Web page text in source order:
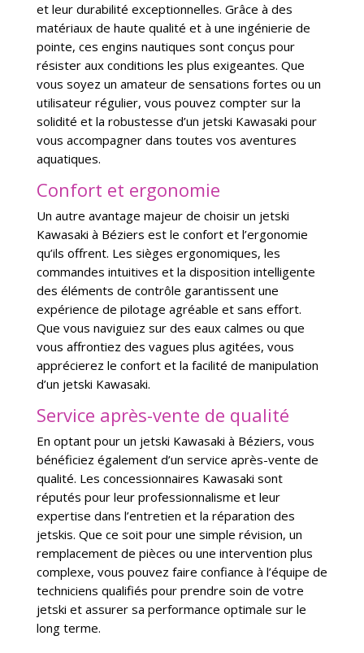
et leur durabilité exceptionnelles. Grâce à des
matériaux de haute qualité et à une ingénierie de
pointe, ces engins nautiques sont conçus pour
résister aux conditions les plus exigeantes. Que
vous soyez un amateur de sensations fortes ou un
utilisateur régulier, vous pouvez compter sur la
solidité et la robustesse d’un jetski Kawasaki pour
vous accompagner dans toutes vos aventures
aquatiques.
Confort et ergonomie
Un autre avantage majeur de choisir un jetski
Kawasaki à Béziers est le confort et l’ergonomie
qu’ils offrent. Les sièges ergonomiques, les
commandes intuitives et la disposition intelligente
des éléments de contrôle garantissent une
expérience de pilotage agréable et sans effort.
Que vous naviguiez sur des eaux calmes ou que
vous affrontiez des vagues plus agitées, vous
apprécierez le confort et la facilité de manipulation
d’un jetski Kawasaki.
Service après-vente de qualité
En optant pour un jetski Kawasaki à Béziers, vous
bénéficiez également d’un service après-vente de
qualité. Les concessionnaires Kawasaki sont
réputés pour leur professionnalisme et leur
expertise dans l’entretien et la réparation des
jetskis. Que ce soit pour une simple révision, un
remplacement de pièces ou une intervention plus
complexe, vous pouvez faire confiance à l’équipe de
techniciens qualifiés pour prendre soin de votre
jetski et assurer sa performance optimale sur le
long terme.